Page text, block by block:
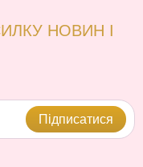
НОВИН І
Підписатися